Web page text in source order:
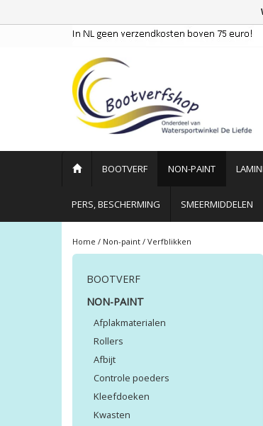
BOOTVERF NON-PAINT
PERS, BESCHERMING SMEERMIDDELEN
Home / Non-paint / Verfblikken
BOOTVERF
NON-PAINT
Afplakmaterialen
Rollers
Afbijt
Controle poeders
Kleefdoeken
Kwasten